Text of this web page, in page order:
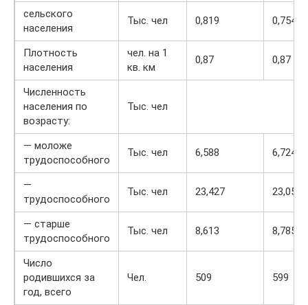
сельского
населения
Тыс. чел 0,819 0,754
Плотность
населения
чел. на 1
кв. км
0,87 0,87
Численность
населения по
возрасту:
Тыс. чел
— моложе
трудоспособного
Тыс. чел 6,588 6,724
—
трудоспособного
Тыс. чел 23,427 23,059
— старше
трудоспособного
Тыс. чел 8,613 8,785
Число
родившихся за
год, всего
Чел. 509 599